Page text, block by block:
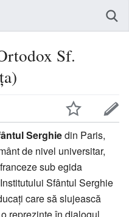
Sf.
Serghiedin Paris,
de nivel universitar,
sub egida
Sfântul Serghie
care să slujească
reprezinte în dialogul